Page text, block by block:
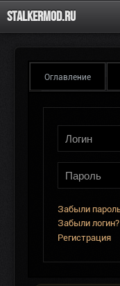
Stalkermod.ru
Оглавление
Забыли
Забыли логин?
Регистрация